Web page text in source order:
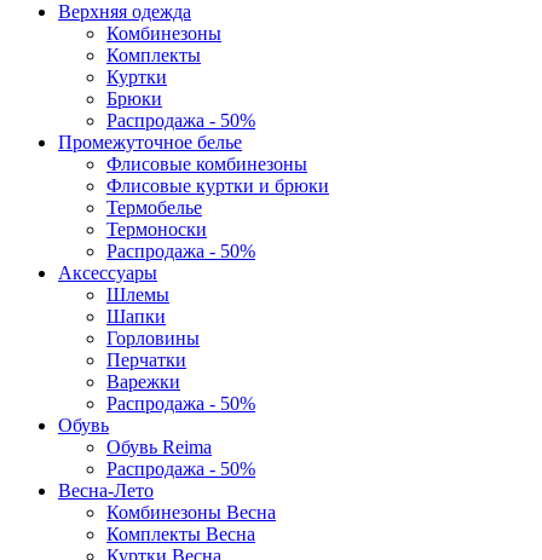
Верхняя одежда
Комбинезоны
Комплекты
Куртки
Брюки
Распродажа - 50%
Промежуточное белье
Флисовые комбинезоны
Флисовые куртки и брюки
Термобелье
Термоноски
Распродажа - 50%
Аксессуары
Шлемы
Шапки
Горловины
Перчатки
Варежки
Распродажа - 50%
Обувь
Обувь Reima
Распродажа - 50%
Весна-Лето
Комбинезоны Весна
Комплекты Весна
Куртки Весна